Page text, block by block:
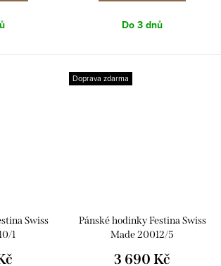
Do 3 dnů
Swiss
1
Doprava zdarma
Pánské hodinky Festina Swiss
Made 20012/5
3 690 Kč